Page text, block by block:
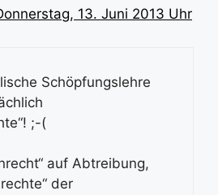
13. Juni 2013 Uhr
Schöpfungslehre
;-(
auf Abtreibung,
der